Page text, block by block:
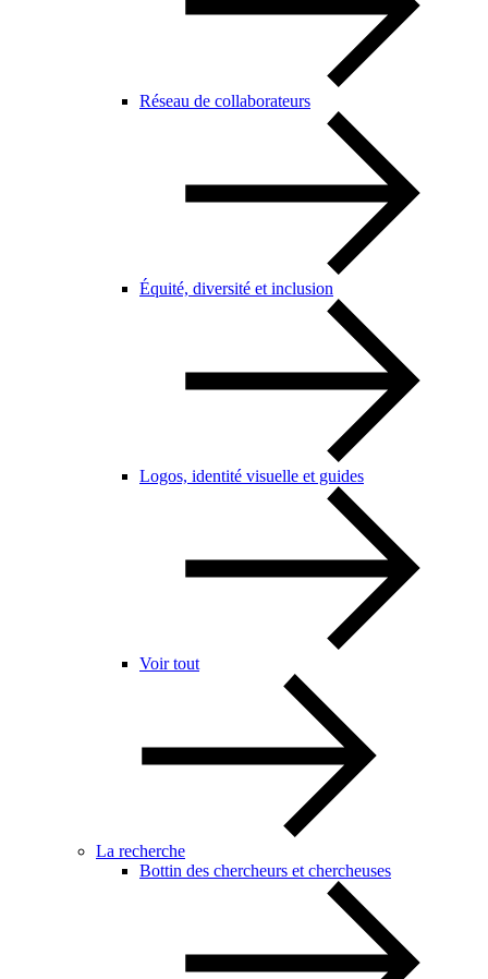
Réseau de collaborateurs
Équité, diversité et inclusion
Logos, identité visuelle et guides
Voir tout
La recherche
Bottin des chercheurs et chercheuses